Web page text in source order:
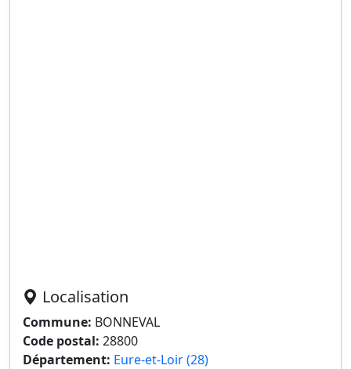
Localisation
Commune: BONNEVAL
Code postal: 28800
Département: Eure-et-Loir (28)